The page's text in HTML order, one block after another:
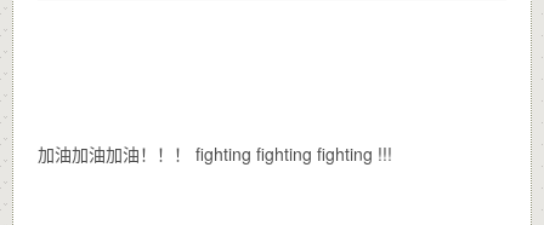
加油加油加油！！！ fighting fighting fighting !!!